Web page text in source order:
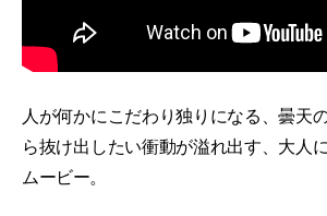
人が何かにこだわり独りになる、曇天
ら抜け出したい衝動が溢れ出す、大人
ムービー。